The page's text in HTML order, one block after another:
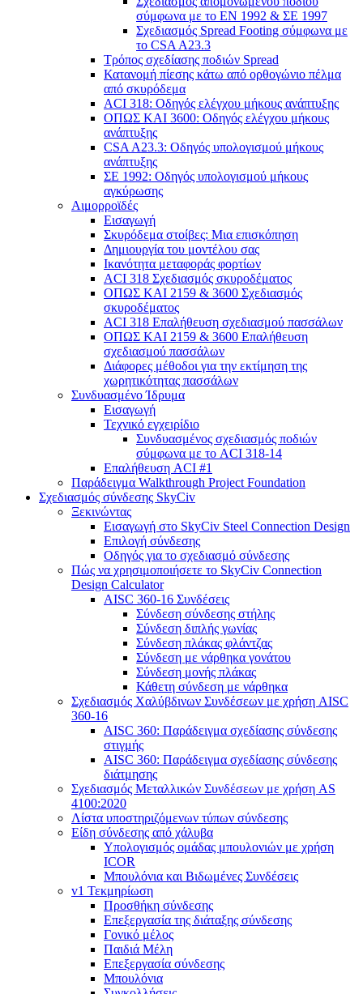
σύμφωνα με το ΕΝ 1992 & ΣΕ 1997
Σχεδιασμός Spread Footing σύμφωνα με
το CSA A23.3
Τρόπος σχεδίασης ποδιών Spread
Κατανομή πίεσης κάτω από ορθογώνιο πέλμα
από σκυρόδεμα
ACI 318: Οδηγός ελέγχου μήκους ανάπτυξης
ΟΠΩΣ ΚΑΙ 3600: Οδηγός ελέγχου μήκους
ανάπτυξης
CSA A23.3: Οδηγός υπολογισμού μήκους
ανάπτυξης
ΣΕ 1992: Οδηγός υπολογισμού μήκους
αγκύρωσης
Αιμορροϊδές
Εισαγωγή
Σκυρόδεμα στοίβες: Μια επισκόπηση
Δημιουργία του μοντέλου σας
Ικανότητα μεταφοράς φορτίων
ACI 318 Σχεδιασμός σκυροδέματος
ΟΠΩΣ ΚΑΙ 2159 & 3600 Σχεδιασμός
σκυροδέματος
ACI 318 Επαλήθευση σχεδιασμού πασσάλων
ΟΠΩΣ ΚΑΙ 2159 & 3600 Επαλήθευση
σχεδιασμού πασσάλων
Διάφορες μέθοδοι για την εκτίμηση της
χωρητικότητας πασσάλων
Συνδυασμένο Ίδρυμα
Εισαγωγή
Τεχνικό εγχειρίδιο
Συνδυασμένος σχεδιασμός ποδιών
σύμφωνα με το ACI 318-14
Επαλήθευση ACI #1
Παράδειγμα Walkthrough Project Foundation
Σχεδιασμός σύνδεσης SkyCiv
Ξεκινώντας
Εισαγωγή στο SkyCiv Steel Connection Design
Επιλογή σύνδεσης
Οδηγός για το σχεδιασμό σύνδεσης
Πώς να χρησιμοποιήσετε το SkyCiv Connection
Design Calculator
AISC 360-16 Συνδέσεις
Σύνδεση σύνδεσης στήλης
Σύνδεση διπλής γωνίας
Σύνδεση πλάκας φλάντζας
Σύνδεση με νάρθηκα γονάτου
Σύνδεση μονής πλάκας
Κάθετη σύνδεση με νάρθηκα
Σχεδιασμός Χαλύβδινων Συνδέσεων με χρήση AISC
360-16
AISC 360: Παράδειγμα σχεδίασης σύνδεσης
στιγμής
AISC 360: Παράδειγμα σχεδίασης σύνδεσης
διάτμησης
Σχεδιασμός Μεταλλικών Συνδέσεων με χρήση AS
4100:2020
Λίστα υποστηριζόμενων τύπων σύνδεσης
Είδη σύνδεσης από χάλυβα
Υπολογισμός ομάδας μπουλονιών με χρήση
ICOR
Μπουλόνια και Βιδωμένες Συνδέσεις
v1 Τεκμηρίωση
Προσθήκη σύνδεσης
Επεξεργασία της διάταξης σύνδεσης
Γονικό μέλος
Παιδιά Μέλη
Επεξεργασία σύνδεσης
Μπουλόνια